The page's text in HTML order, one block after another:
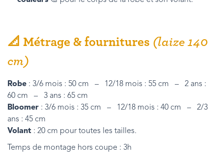
📐 Métrage & fournitures (laize 140
cm)
Robe : 3/6 mois : 50 cm – 12/18 mois : 55 cm – 2 ans :
60 cm – 3 ans : 65 cm
Bloomer : 3/6 mois : 35 cm – 12/18 mois : 40 cm – 2/3
ans : 45 cm
Volant : 20 cm pour toutes les tailles.
Temps de montage hors coupe : 3h